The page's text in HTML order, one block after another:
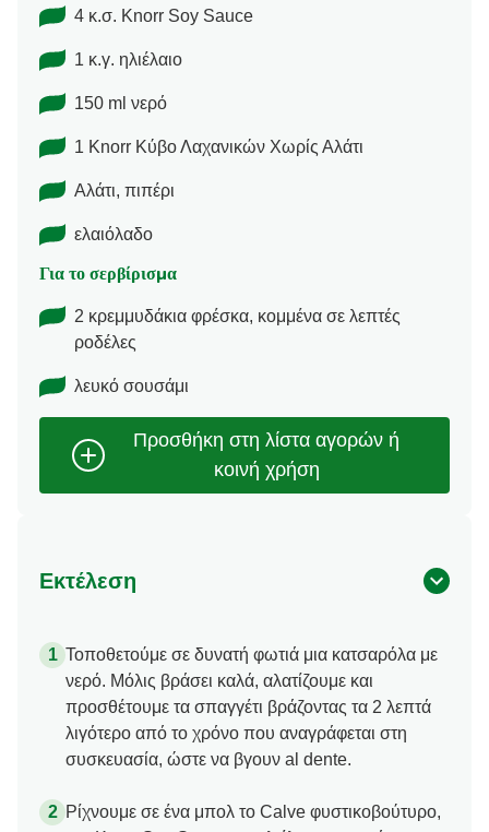
4 κ.σ. Knorr Soy Sauce
1 κ.γ. ηλιέλαιο
150 ml νερό
1 Knorr Κύβο Λαχανικών Χωρίς Αλάτι
Αλάτι, πιπέρι
ελαιόλαδο
Για το σερβίρισμα
2 κρεμμυδάκια φρέσκα, κομμένα σε λεπτές
ροδέλες
λευκό σουσάμι
Εκτέλεση
Τοποθετούμε σε δυνατή φωτιά μια κατσαρόλα με
νερό. Μόλις βράσει καλά, αλατίζουμε και
προσθέτουμε τα σπαγγέτι βράζοντας τα 2 λεπτά
λιγότερο από το χρόνο που αναγράφεται στη
συσκευασία, ώστε να βγουν al dente.
Ρίχνουμε σε ένα μπολ το Calve φυστικοβούτυρο,